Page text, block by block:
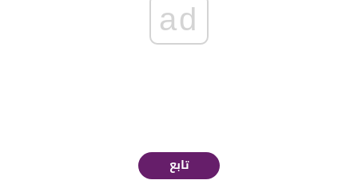
ad
تابع